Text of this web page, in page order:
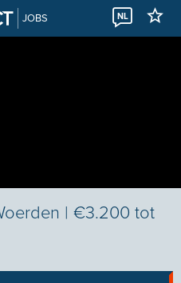
JOBS NL
| €3.200 tot